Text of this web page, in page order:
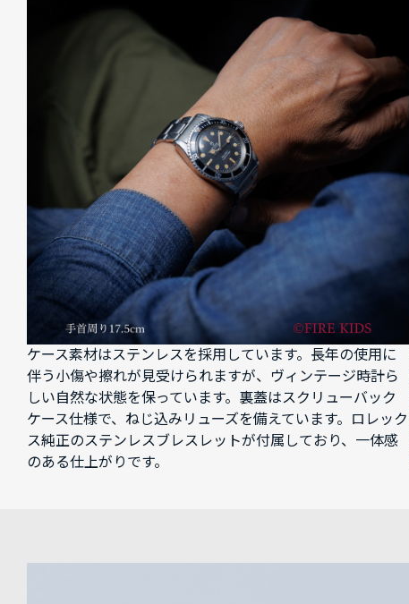
ケース素材はステンレスを採用しています。長年の使用に
伴う小傷や擦れが見受けられますが、ヴィンテージ時計ら
しい自然な状態を保っています。裏蓋はスクリューバック
ケース仕様で、ねじ込みリューズを備えています。ロレック
ス純正のステンレスブレスレットが付属しており、一体感
のある仕上がりです。